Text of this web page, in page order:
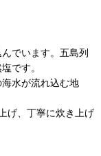
でいます。五島列
です。
水が流れ込む地
げ、丁寧に炊き上げ